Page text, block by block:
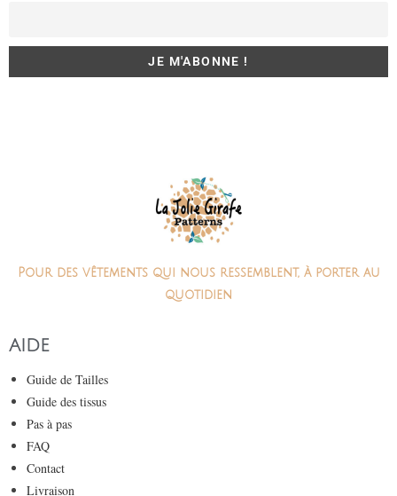
Pour des vêtements qui nous ressemblent, à porter au
quotidien
AIDE
Guide de Tailles
Guide des tissus
Pas à pas
FAQ
Contact
Livraison